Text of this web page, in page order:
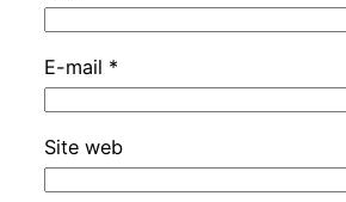
E-mail *
Site web